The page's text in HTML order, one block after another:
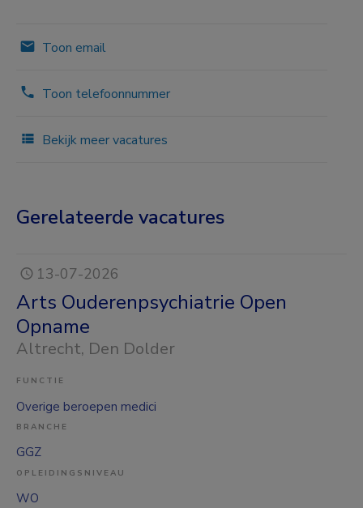
Toon email
Toon telefoonnummer
Bekijk meer vacatures
Gerelateerde vacatures
13-07-2026
Arts Ouderenpsychiatrie Open
Opname
Altrecht, Den Dolder
FUNCTIE
Overige beroepen medici
BRANCHE
GGZ
OPLEIDINGSNIVEAU
WO